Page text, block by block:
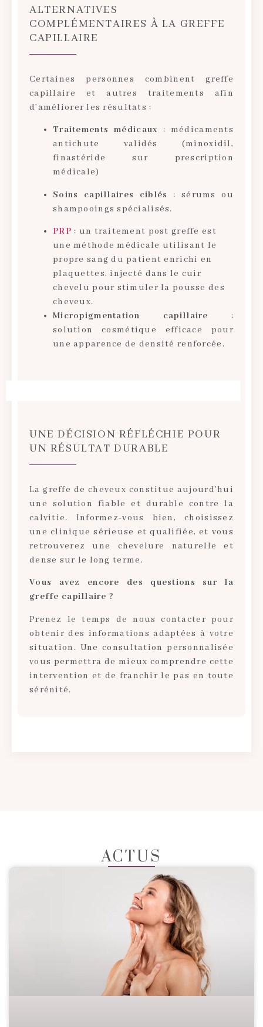
ALTERNATIVES
COMPLÉMENTAIRES À LA GREFFE
CAPILLAIRE
Certaines personnes combinent greffe
capillaire et autres traitements afin
d’améliorer les résultats :
Traitements médicaux : médicaments
antichute validés (minoxidil,
finastéride sur prescription
médicale)
Soins capillaires ciblés
: sérums ou
shampooings spécialisés.
PRP : un traitement post greffe est
une méthode médicale utilisant le
propre sang du patient enrichi en
plaquettes, injecté dans le cuir
chevelu pour stimuler la pousse des
cheveux.
Micropigmentation capillaire :
solution cosmétique efficace pour
une apparence de densité renforcée.
UNE DÉCISION RÉFLÉCHIE POUR
UN RÉSULTAT DURABLE
La greffe de cheveux constitue aujourd’hui
une solution fiable et durable contre la
calvitie. Informez-vous bien, choisissez
une clinique sérieuse et qualifiée, et vous
retrouverez une chevelure naturelle et
dense sur le long terme.
Vous avez encore des questions sur la
greffe capillaire ?
Prenez le temps de nous contacter pour
obtenir des informations adaptées à votre
situation. Une consultation personnalisée
vous permettra de mieux comprendre cette
intervention et de franchir le pas en toute
sérénité.
ACTUS